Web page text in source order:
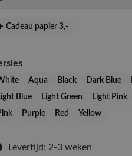
Cadeau papier 3,-
Aqua Black Dark Blue
Blue
Light Green Light Pink
Purple Red Yellow
Levertijd: 2-3 weken